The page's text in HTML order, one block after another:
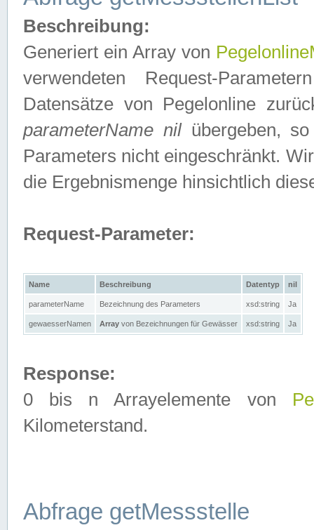
Beschreibung:
Generiert ein Array von
verwendeten Request-
Datensätze von Pegelonline
parameterName nilübergeben, so
Parameters nicht eingeschränkt.
die Ergebnismenge hinsichtlich
Request-Parameter:
Name Beschreibung Datentyp nil
parameterName Bezeichnung des Parameters xsd:string Ja
gewaesserNamen Array von Bezeichnungen für Gewässer xsd:string Ja
Response:
0 bis n Arrayelemente von
Kilometerstand.
Abfrage getMessstelle